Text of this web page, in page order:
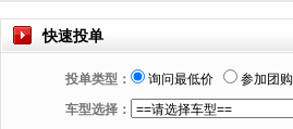
快速投单
投单类型： 询问最低价
参加团购
车型选择：